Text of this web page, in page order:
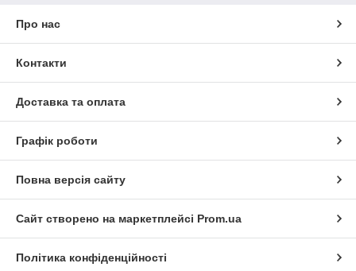
Про нас
Контакти
Доставка та оплата
Графік роботи
Повна версія сайту
Сайт створено на маркетплейсі Prom.ua
Політика конфіденційності